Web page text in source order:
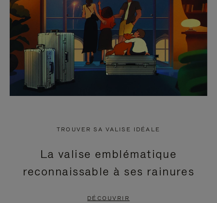
TROUVER SA VALISE IDÉALE
La valise emblématique
reconnaissable à ses rainures
DÉCOUVRIR